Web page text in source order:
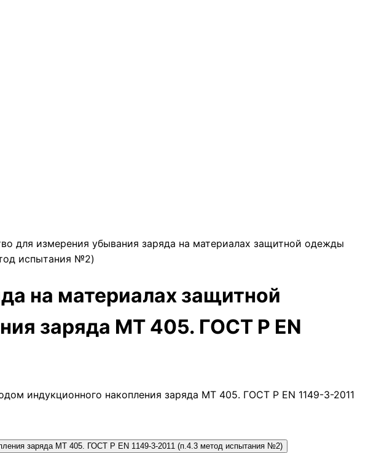
для измерения убывания заряда на материалах защитной одежды
испытания №2)
на материалах защитной
заряда МТ 405. ГОСТ Р EN